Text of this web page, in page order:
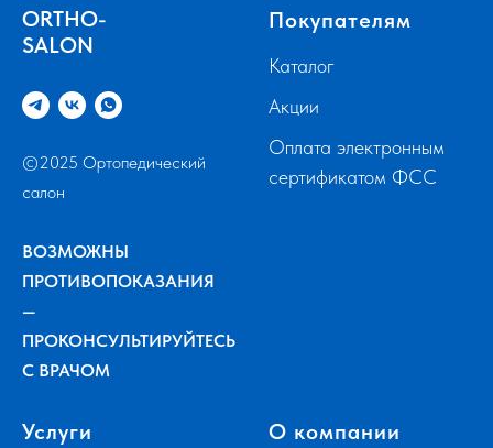
ORTHO-
SALON
©2025 Ортопедический
салон
ВОЗМОЖНЫ
ПРОТИВОПОКАЗАНИЯ
—
ПРОКОНСУЛЬТИРУЙТЕСЬ
С ВРАЧОМ
Покупателям
Каталог
Акции
Оплата электронным
сертификатом ФСС
Услуги О компании